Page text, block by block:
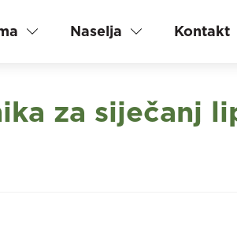
Naselja Kontakt
za siječanj